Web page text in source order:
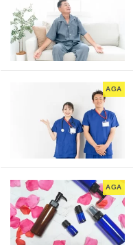
AGA
AGA